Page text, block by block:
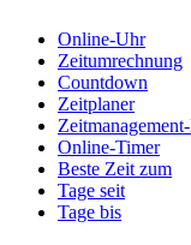
Online-Uhr
Zeitumrechnung
Countdown
Zeitplaner
Online-Timer
Beste Zeit zum
Tage seit
Tage bis